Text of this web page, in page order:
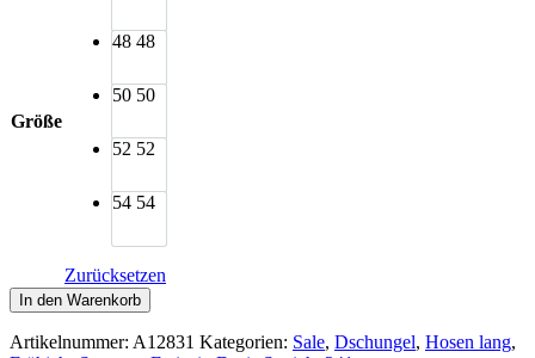
Größe
48 48
50 50
52 52
54 54
Zurücksetzen
Doris
Streich
Flatterhose
In den Warenkorb
Artikelnummer: A12831 Kategorien: Sale, Dschungel, Hosen lang,